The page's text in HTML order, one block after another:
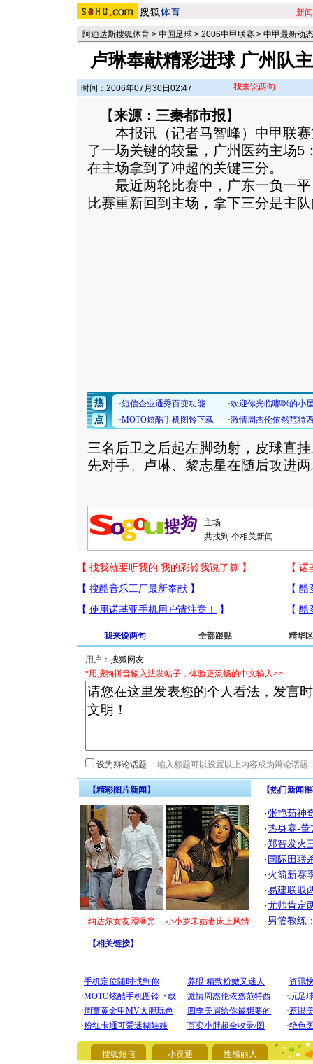
新闻
阿迪达斯搜狐体育 > 中国足球 > 2006中甲联赛 > 中甲最新动态
卢琳奉献精彩进球 广州队
时间：2006年07月30日02:47 我来说两句
【来源：三秦都市报】
本报讯（记者马智峰）中甲联赛
了一场关键的较量，广州医药主场5
在主场拿到了冲超的关键三分。
最近两轮比赛中，广东一负一平
比赛重新回到主场，拿下三分是主
三名后卫之后起左脚劲射，皮球直
先对手。卢琳、黎志星在随后攻进
共找到 个相关新闻.
我来说两句 全部跟贴 精华区
用户：
*用搜狗拼音输入法发帖子，体验更流畅的中文输入>>
设为辩论话题
【精彩图片新闻】
纳达尔女友照曝光 小小罗未婚妻床上风情
【热门新闻
·张艳茹神
·热身赛-董
·郑智发火
·国际田联
·火箭新赛
·易建联取
·尤帅肯定
·男篮教练
【相关链接】
搜狐短信 小灵通 性感丽人
[圣诞节]
要平安！
[圣诞节]